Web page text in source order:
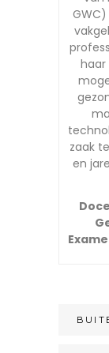
haar
zaak
en